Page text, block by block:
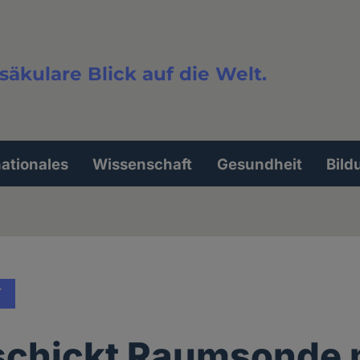
Blick auf die Welt.
Wissenschaft Gesundheit